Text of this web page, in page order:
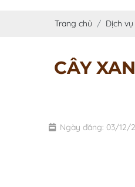
Trang chủ Dịch vụ
CÂY
Ngày đăng: 03/12/